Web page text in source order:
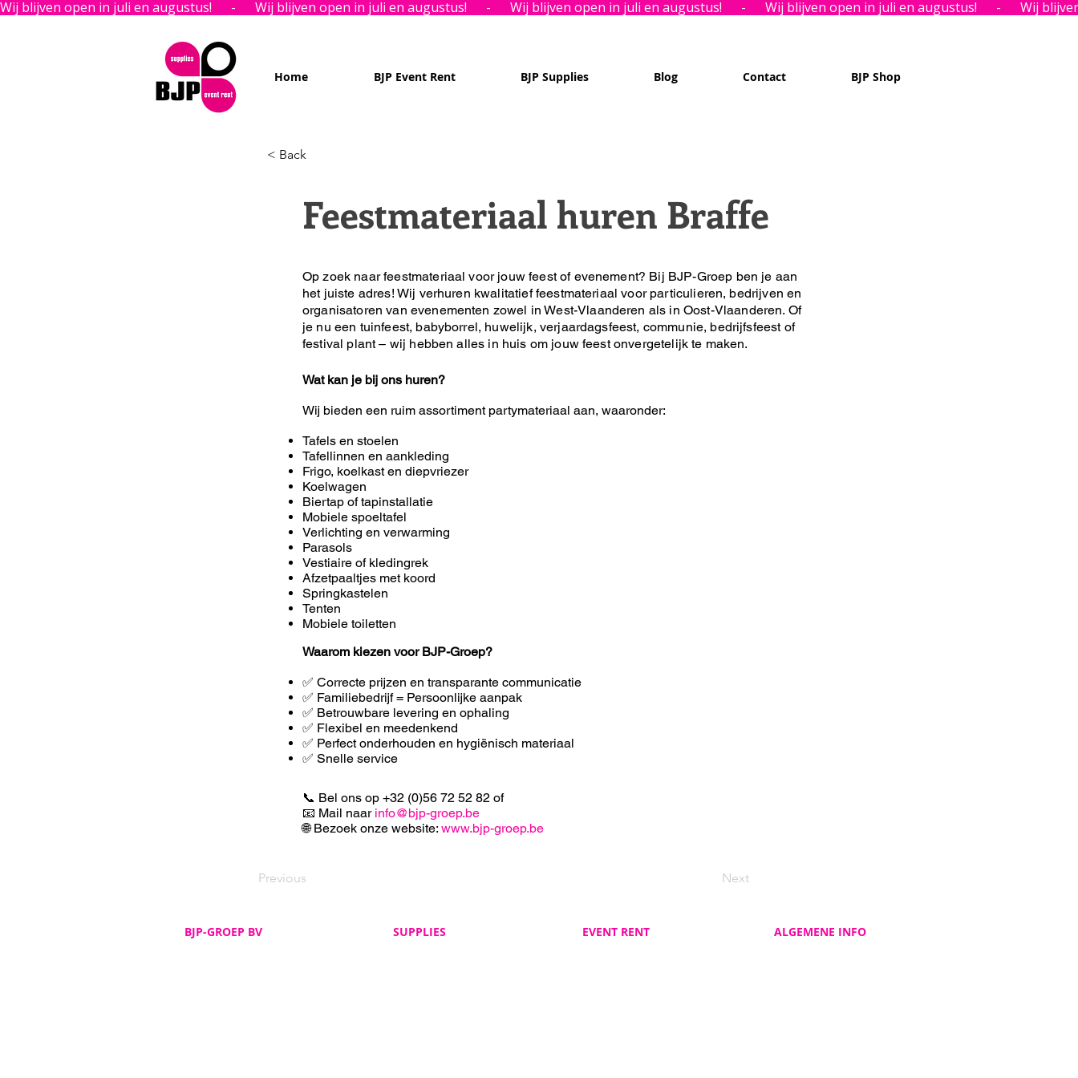
Wij blijven open in juli en augustus!      -
Home BJP Event Rent BJP Supplies Blog Contact BJP Shop
< Back
Feestmateriaal huren Braffe
Op zoek naar feestmateriaal voor jouw feest of evenement? Bij BJP-Groep ben je aan
het juiste adres! Wij verhuren kwalitatief feestmateriaal voor particulieren, bedrijven en
organisatoren van evenementen zowel in West-Vlaanderen als in Oost-Vlaanderen. Of
je nu een tuinfeest, babyborrel, huwelijk, verjaardagsfeest, communie, bedrijfsfeest of
festival plant – wij hebben alles in huis om jouw feest onvergetelijk te maken.
Wat kan je bij ons huren?
Wij bieden een ruim assortiment partymateriaal aan, waaronder:
Tafels en stoelen
Tafellinnen en aankleding
Frigo, koelkast en diepvriezer
Koelwagen
Biertap of tapinstallatie
Mobiele spoeltafel
Verlichting en verwarming
Parasols
Vestiaire of kledingrek
Afzetpaaltjes met koord
Springkastelen
Tenten
Mobiele toiletten
Waarom kiezen voor BJP-Groep?
✅ Correcte prijzen en transparante communicatie
✅ Familiebedrijf = Persoonlijke aanpak
✅ Betrouwbare levering en ophaling
✅ Flexibel en meedenkend
✅ Perfect onderhouden en hygiënisch materiaal
✅ Snelle service
📞 Bel ons op +32 (0)56 72 52 82 of
📧 Mail naar info@bjp-groep.be
🌐 Bezoek onze website: www.bjp-groep.be
Previous Next
BJP-GROEP BV SUPPLIES EVENT RENT ALGEMENE INFO